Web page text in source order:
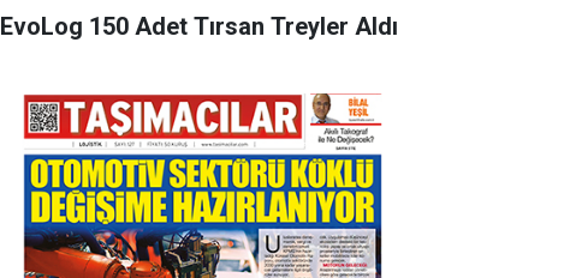
EvoLog 150 Adet Tırsan Treyler Aldı